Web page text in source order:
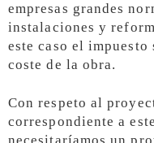
empresas grandes
instalaciones y
este caso el
coste de la obra.
Con respeto al
correspondiente a